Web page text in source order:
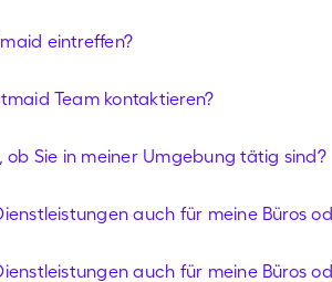
eintreffen?
Team kontaktieren?
ob Sie in meiner Umgebung tätig sind?
auch für meine Büros
auch für meine Büros